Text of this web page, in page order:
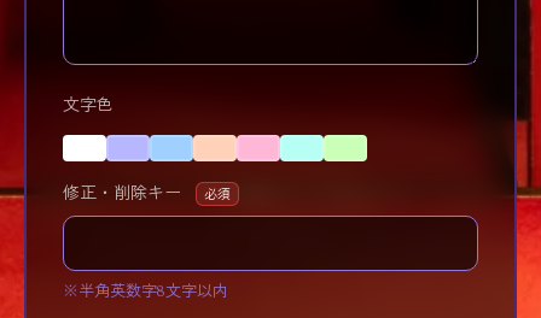
文字色
修正・削除キー 必須
※半角英数字8文字以内